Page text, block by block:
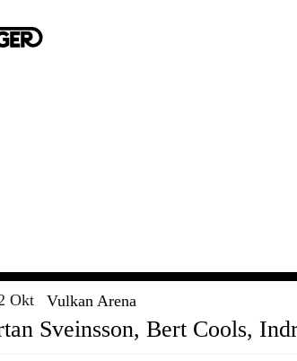
Okt Vulkan Arena
Sveinsson, Bert Cools,